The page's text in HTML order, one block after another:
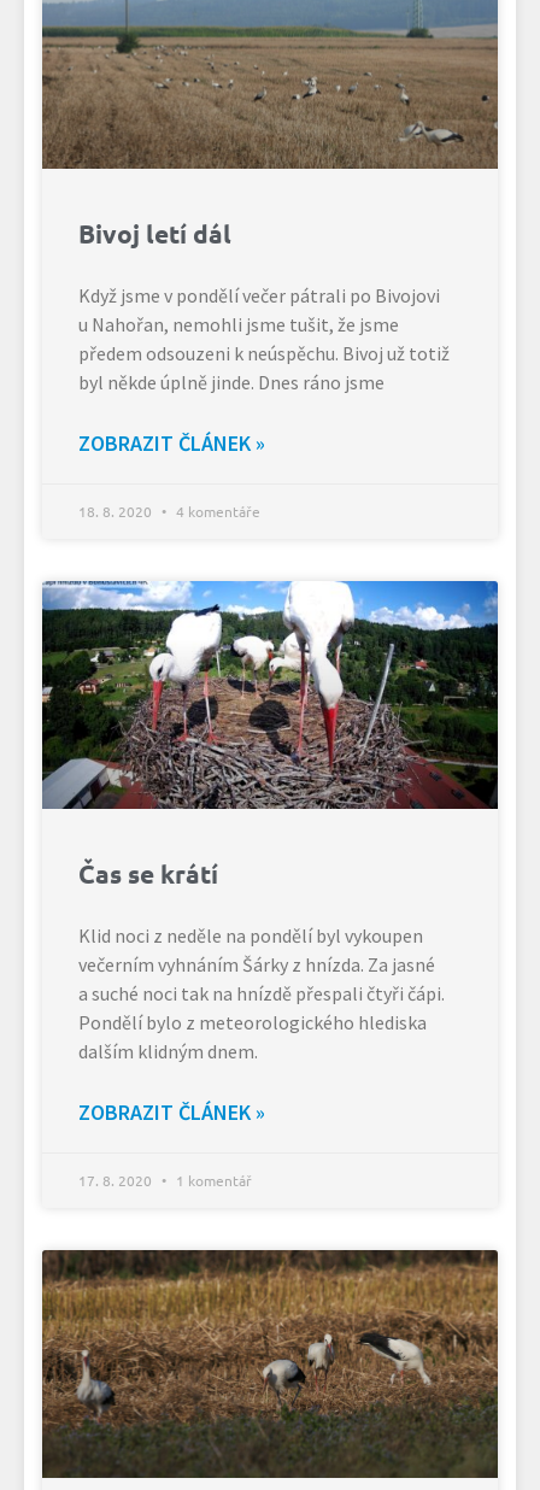
Bivoj letí dál
Když jsme v pondělí večer pátrali po Bivojovi
u Nahořan, nemohli jsme tušit, že jsme
předem odsouzeni k neúspěchu. Bivoj už totiž
byl někde úplně jinde. Dnes ráno jsme
ZOBRAZIT ČLÁNEK »
18. 8. 2020 4 komentáře
Čas se krátí
Klid noci z neděle na pondělí byl vykoupen
večerním vyhnáním Šárky z hnízda. Za jasné
a suché noci tak na hnízdě přespali čtyři čápi.
Pondělí bylo z meteorologického hlediska
dalším klidným dnem.
ZOBRAZIT ČLÁNEK »
17. 8. 2020 1 komentář